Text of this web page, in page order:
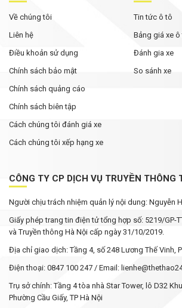
Rolls-Royce Phantom siêu
bài đăng của Hoa hậu Mai
Về chúng tôi
Liên hệ
Điều khoản sử dụng
Chính sách bảo mật
Chính sách quảng cáo
Chính sách biên tập
Cách chúng tôi đánh giá xe
Cách chúng tôi xếp hạng xe
Tin tức ô tô
Bảng giá xe ô
Đánh gia xe
So sánh xe
CÔNG TY CP DỊCH VỤ TRUYỀN THÔNG
Người chịu trách nhiệm quản lý nội dung: Nguyễn
Giấy phép trang tin điện tử tổng hợp số: 5219/GP-
và Truyền thông Hà Nội cấp ngày 31/10/2019.
Địa chỉ giao dịch: Tầng 4, số 248 Lương Thế Vinh,
Điện thoại: 0847 100 247 / Email:
Trụ sở chính: Tầng 4 tòa nhà Star Tower, lô D32
Phường Cầu Giấy, TP Hà Nội